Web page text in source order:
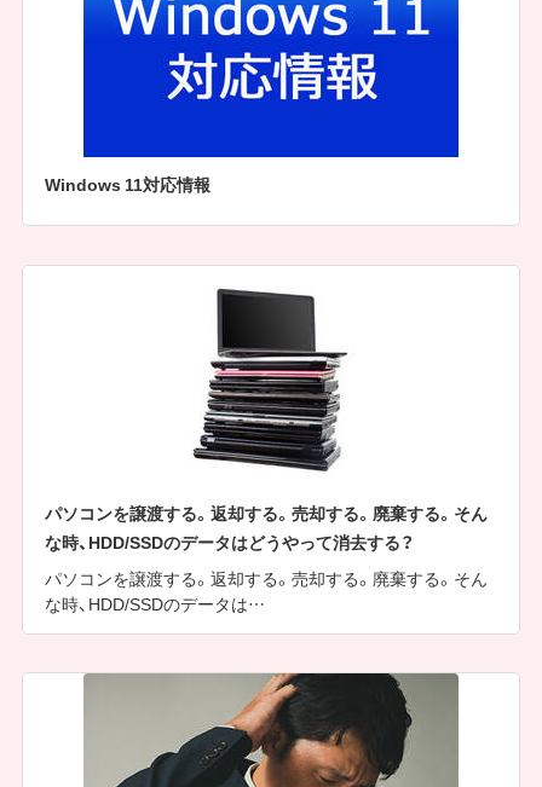
Windows 11対応情報
パソコンを譲渡する。返却する。売却する。廃棄する。そん
な時、HDD/SSDのデータはどうやって消去する？
パソコンを譲渡する。返却する。売却する。廃棄する。そん
な時、HDD/SSDのデータは…